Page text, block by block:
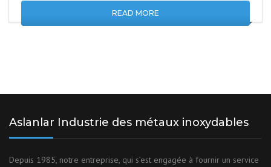
READ MORE
Aslanlar Industrie des métaux inoxydables
Depuis 1985, notre entreprise, qui s’est engagée à fournir un service